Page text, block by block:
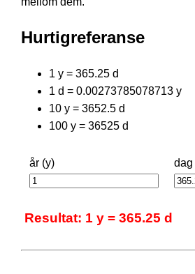
Hurtigreferanse
1 y = 365.25 d
1 d = 0.00273785078713 y
10 y = 3652.5 d
100 y = 36525 d
år (y) dag
Resultat: 1 y = 365.25 d